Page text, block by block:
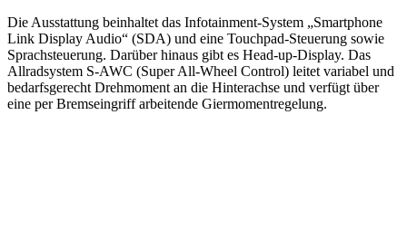
Die Ausstattung beinhaltet das Infotainment-System „Smartphone
Link Display Audio“ (SDA) und eine Touchpad-Steuerung sowie
Sprachsteuerung. Darüber hinaus gibt es Head-up-Display. Das
Allradsystem S-AWC (Super All-Wheel Control) leitet variabel und
bedarfsgerecht Drehmoment an die Hinterachse und verfügt über
eine per Bremseingriff arbeitende Giermomentregelung.